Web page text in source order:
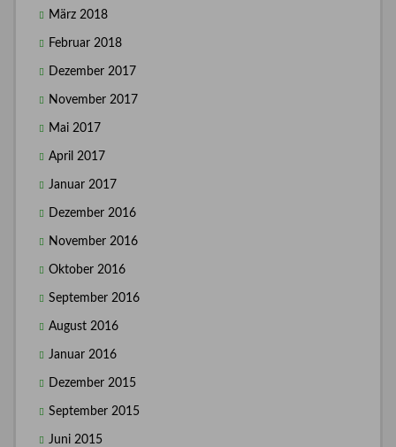
März 2018
Februar 2018
Dezember 2017
November 2017
Mai 2017
April 2017
Januar 2017
Dezember 2016
November 2016
Oktober 2016
September 2016
August 2016
Januar 2016
Dezember 2015
September 2015
Juni 2015